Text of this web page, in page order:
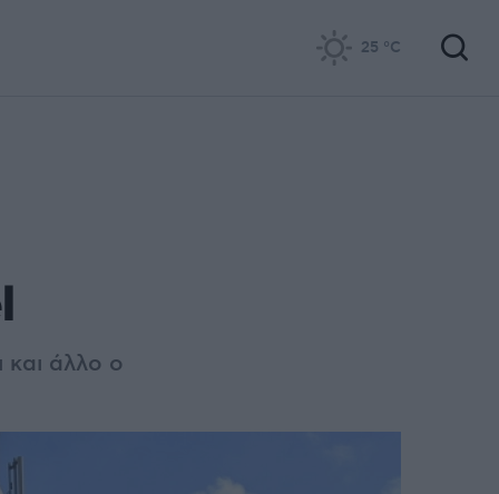
25 °C
και άλλο ο